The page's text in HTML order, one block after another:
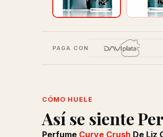
PAGA CON
CÓMO HUELE
Así se siente
Perfume Curve Crush De Liz